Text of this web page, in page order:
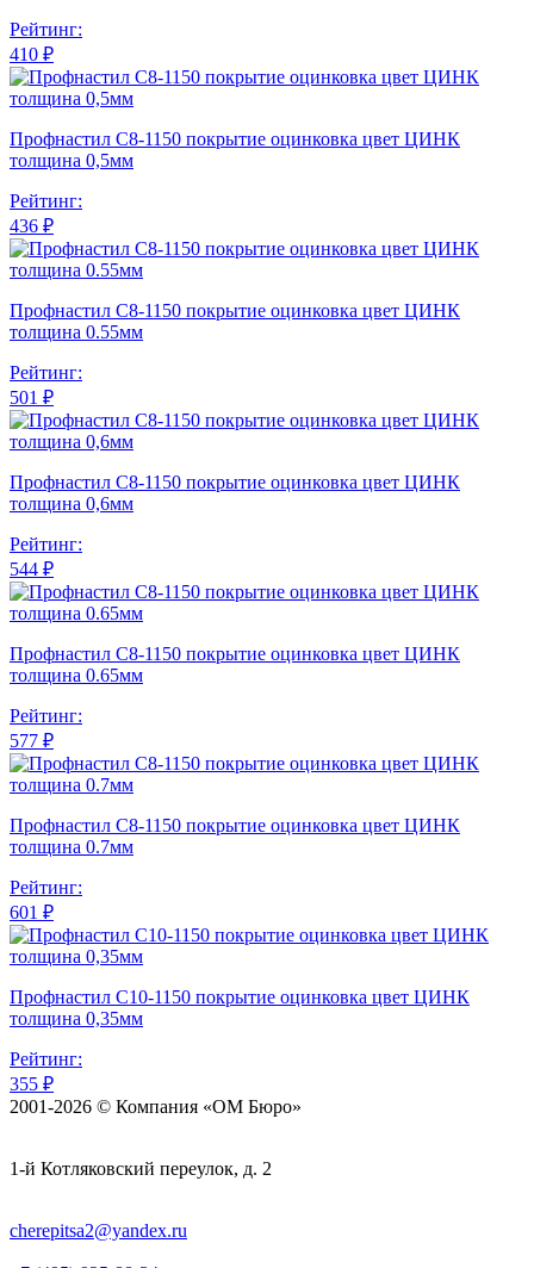
Рейтинг:
410 ₽
Профнастил С8-1150 покрытие оцинковка цвет ЦИНК
толщина 0,5мм
Рейтинг:
436 ₽
Профнастил С8-1150 покрытие оцинковка цвет ЦИНК
толщина 0.55мм
Рейтинг:
501 ₽
Профнастил С8-1150 покрытие оцинковка цвет ЦИНК
толщина 0,6мм
Рейтинг:
544 ₽
Профнастил С8-1150 покрытие оцинковка цвет ЦИНК
толщина 0.65мм
Рейтинг:
577 ₽
Профнастил С8-1150 покрытие оцинковка цвет ЦИНК
толщина 0.7мм
Рейтинг:
601 ₽
Профнастил С10-1150 покрытие оцинковка цвет ЦИНК
толщина 0,35мм
Рейтинг:
355 ₽
2001-2026 © Компания «ОМ Бюро»
1-й Котляковский переулок, д. 2
cherepitsa2@yandex.ru